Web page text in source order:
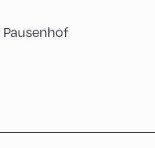
Pausenhof